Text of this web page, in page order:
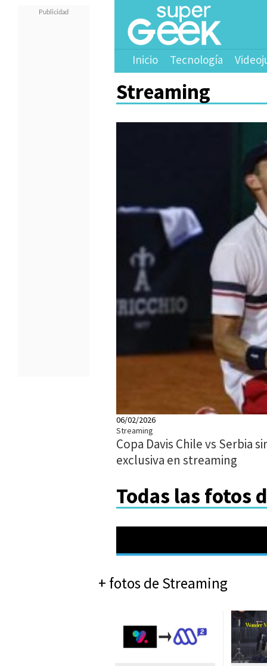
Inicio Tecnología
Streaming
06/02/2026
Streaming
Copa Davis Chile vs Serbia
exclusiva en streaming
Todas las fotos
+ fotos de Streaming